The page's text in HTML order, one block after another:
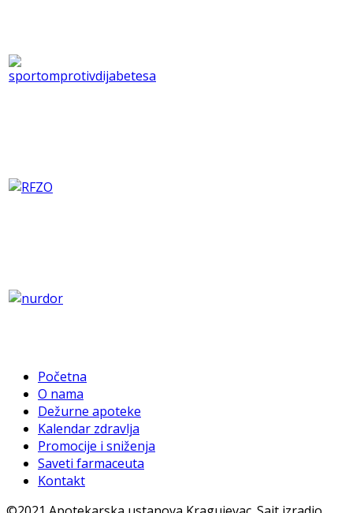
Početna
O nama
Dežurne apoteke
Kalendar zdravlja
Promocije i sniženja
Saveti farmaceuta
Kontakt